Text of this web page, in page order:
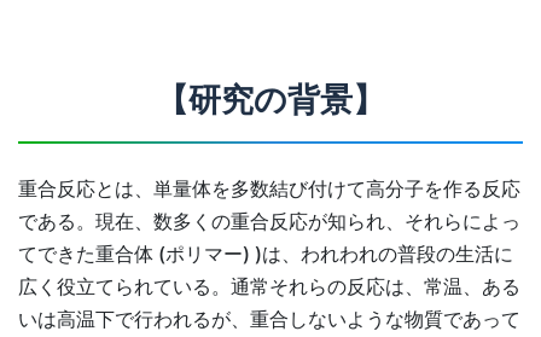
【研究の背景】
重合反応とは、単量体を多数結び付けて高分子を作る反応
である。現在、数多くの重合反応が知られ、それらによっ
てできた重合体 (ポリマー) )は、われわれの普段の生活に
広く役立てられている。通常それらの反応は、常温、ある
いは高温下で行われるが、重合しないような物質であって